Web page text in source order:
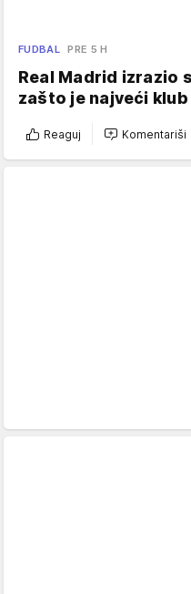
FUDBAL PRE 5 H
Real Madrid izrazio
zašto je najveći
Reaguj Komentariši